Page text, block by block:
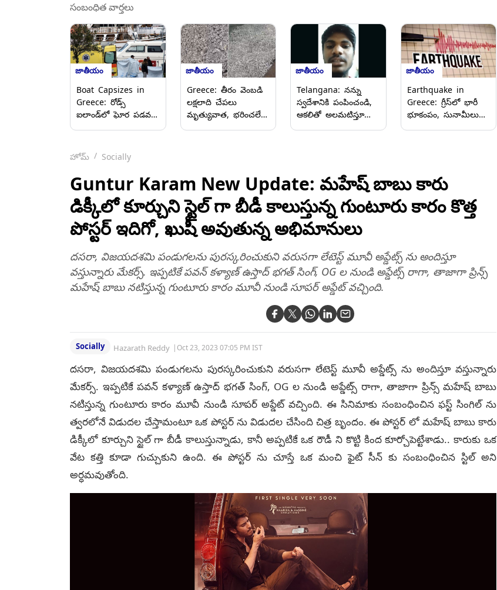
సంబంధిత వార్తలు
జాతీయం
Boat Capsizes in
Greece: రోడ్స్
ఐలాండ్‌లో ఘోర పడవ
ప్ర‌య‌త్నంలో
మునిగిపోయిన బోటు, 8
మంది మృతి, గల్లంతైన
వారి కోసం వెతుకులాట
జాతీయం
Greece: తీరం వెంబడి
లక్షలాది చేపలు
మృత్యువాత, భరించలేని
జాతీయం
Telangana: నన్ను
స్వదేశానికి పంపించండి,
ఆకలితో అలమటిస్తూ
జాతీయం
Earthquake in
Greece: గ్రీస్‌లో భారీ
భూకంపం, సునామీలు
హోమ్ Socially
Guntur Karam New Update: మహేష్ బాబు కారు
డిక్కీలో కూర్చుని స్టైల్ గా బీడీ కాలుస్తున్న గుంటూరు కారం కొత్త
పోస్టర్ ఇదిగో, ఖుషీ అవుతున్న అభిమానులు
దసరా, విజయదశమి పండుగలను పురస్కరించుకుని వరుసగా లేటెస్ట్ మూవీ అప్డేట్స్ ను అందిస్తూ
వస్తున్నారు మేకర్స్. ఇప్పటికే పవన్ కళ్యాణ్ ఉస్తాద్ భగత్ సింగ్, OG ల నుండి అప్డేట్స్ రాగా, తాజాగా ప్రిన్స్
మహేష్ బాబు నటిస్తున్న గుంటూరు కారం మూవీ నుండి సూపర్ అప్డేట్ వచ్చింది.
Socially Hazarath Reddy | Oct 23, 2023 07:05 PM IST
దసరా, విజయదశమి పండుగలను పురస్కరించుకుని వరుసగా లేటెస్ట్ మూవీ అప్డేట్స్ ను అందిస్తూ వస్తున్నారు
మేకర్స్. ఇప్పటికే పవన్ కళ్యాణ్ ఉస్తాద్ భగత్ సింగ్, OG ల నుండి అప్డేట్స్ రాగా, తాజాగా ప్రిన్స్ మహేష్ బాబు
నటిస్తున్న గుంటూరు కారం మూవీ నుండి సూపర్ అప్డేట్ వచ్చింది. ఈ సినిమాకు సంబంధించిన ఫస్ట్ సింగిల్ ను
త్వరలోనే విడుదల చేస్తామంటూ ఒక పోస్టర్ ను విడుదల చేసింది చిత్ర బృందం. ఈ పోస్టర్ లో మహేష్ బాబు కారు
డిక్కీలో కూర్చుని స్టైల్ గా బీడీ కాలుస్తున్నాడు, కానీ అప్పటికే ఒక రౌడీ ని కొట్టి కింద కూర్చోపెట్టేశాడు.. కారుకు ఒక
వేట కత్తి కూడా గుచ్చుకుని ఉంది. ఈ పోస్టర్ ను చూస్తే ఒక మంచి ఫైట్ సీన్ కు సంబంధించిన స్టిల్ అని
అర్ధమవుతోంది.